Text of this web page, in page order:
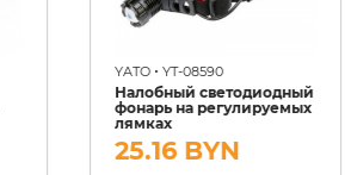
YATO• YT-08590
Налобный светодиодный
фонарь на регулируемых
лямках
25.16 BYN